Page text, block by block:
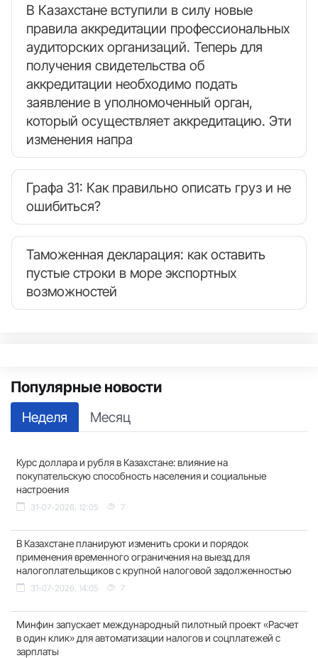
В Казахстане вступили в силу новые
правила аккредитации профессиональных
аудиторских организаций. Теперь для
получения свидетельства об
аккредитации необходимо подать
заявление в уполномоченный орган,
который осуществляет аккредитацию. Эти
изменения напра
Графа 31: Как правильно описать груз и не
ошибиться?
Таможенная декларация: как оставить
пустые строки в море экспортных
возможностей
Популярные новости
Неделя Месяц
Курс доллара и рубля в Казахстане: влияние на
покупательскую способность населения и социальные
настроения
31-07-2026, 12:05 7
В Казахстане планируют изменить сроки и порядок
применения временного ограничения на выезд для
налогоплательщиков с крупной налоговой задолженностью
31-07-2026, 14:05 7
Минфин запускает международный пилотный проект «Расчет
в один клик» для автоматизации налогов и соцплатежей с
зарплаты